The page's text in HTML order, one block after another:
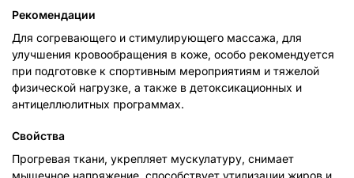
Рекомендации
Для согревающего и стимулирующего массажа, для
улучшения кровообращения в коже, особо рекомендуется
при подготовке к спортивным мероприятиям и тяжелой
физической нагрузке, а также в детоксикационных и
антицеллюлитных программах.
Свойства
Прогревая ткани, укрепляет мускулатуру, снимает